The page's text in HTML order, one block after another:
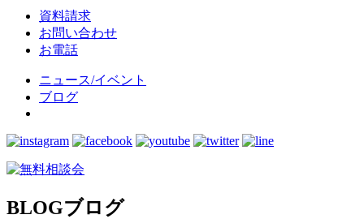
資料請求
お問い合わせ
お電話
ニュース/イベント
ブログ
BLOGブログ